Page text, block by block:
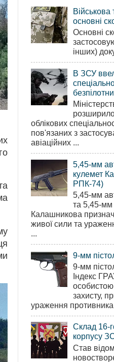
Військова
основні
Основні
інших)
В ЗСУ
розширило
облікових
пов'язаних з
авіаційних ...
5,45-мм
кулемет
РПК-74)
5,45-мм
та 5,45-мм
Калашникова
живої сили та
...
9-мм
9-мм
Індекс
захисту,
ураження противника
Склад 16-
корпусу
Став